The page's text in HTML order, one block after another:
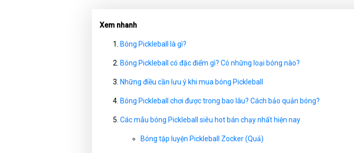
Xem nhanh
Bóng Pickleball là gì?
Bóng Pickleball có đặc điểm gì? Có những loại bóng nào?
Những điều cần lưu ý khi mua bóng Pickleball
Bóng Pickleball chơi được trong bao lâu? Cách bảo quản bóng?
Các mẫu bóng Pickleball siêu hot bán chạy nhất hiện nay
Bóng tập luyện Pickleball Zocker (Quả)